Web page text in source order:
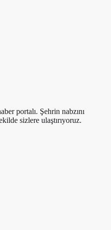
portalı. Şehrin nabzını
sizlere ulaştırıyoruz.